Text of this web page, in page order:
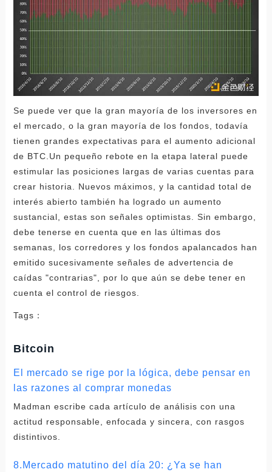
Se puede ver que la gran mayoría de los inversores en
el mercado, o la gran mayoría de los fondos, todavía
tienen grandes expectativas para el aumento adicional
de BTC.Un pequeño rebote en la etapa lateral puede
estimular las posiciones largas de varias cuentas para
crear historia. Nuevos máximos, y la cantidad total de
interés abierto también ha logrado un aumento
sustancial, estas son señales optimistas. Sin embargo,
debe tenerse en cuenta que en las últimas dos
semanas, los corredores y los fondos apalancados han
emitido sucesivamente señales de advertencia de
caídas "contrarias", por lo que aún se debe tener en
cuenta el control de riesgos.
Tags：
Bitcoin
El mercado se rige por la lógica, debe pensar en
las razones al comprar monedas
Madman escribe cada artículo de análisis con una
actitud responsable, enfocada y sincera, con rasgos
distintivos.
8.Mercado matutino del día 20: ¿Ya se han